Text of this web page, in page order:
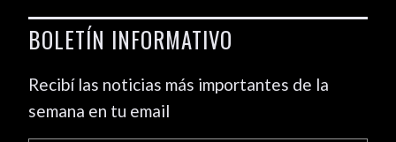
BOLETÍN INFORMATIVO
Recibí las noticias más importantes de la
semana en tu email